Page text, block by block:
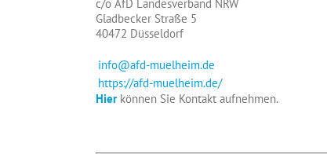
c/o AfD Landesverband NRW
Gladbecker Straße 5
40472 Düsseldorf
info@afd-muelheim.de
https://afd-muelheim.de/
Hierkönnen Sie Kontakt aufnehmen.